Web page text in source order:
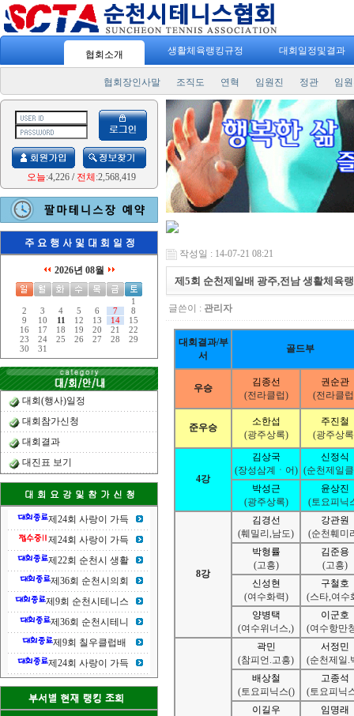
협회소개 생활체육랭킹규정 대회일정및결과
협회장인사말 조직도 연혁 임원진 정관 임
오늘:4,226/ 전체 :2,568,419
2026년 08월
1
2
3 4 5 6 7
8
9
10 11 12 13 14
15
16
17 18 19 20 21
22
23
24 25 26 27 28
29
30
31
대회(행사)일정
대회참가신청
대회결과
대진표 보기
제24회 사랑이 가득
제24회 사랑이 가득
제22회 순천시 생활
제36회 순천시의회
제9회 순천시테니스
제36회 순천시테니
제9회 칠우클럽배
제24회 사랑이 가득
작성일 : 14-07-21 08:21
제5회 순천제일배 광주,전남 생활체육
글쓴이 : 관리자
대회결과/부
서
골드부
우승
김종선
(전라클럽)
권순관
(전라클
준우승
소한섭
(광주상록)
주진철
(광주상
4강
김상국
(장성삼계ㆍ어)
신정식
(순천제일
박성근
(광주상록)
윤상진
(토요피닉
8강
김경선
(훼밀리,남도)
강관원
(순천훼미
박형률
(고흥)
김준용
(고흥)
신성현
(여수화력)
구철호
(스타,여수
양병택
(여수위너스,)
이군호
(여수항만
곽민
(참피언.고흥)
서정민
(순천제일.
배상철
(토요피닉스()
고종석
(토요피닉
이길우
임명래